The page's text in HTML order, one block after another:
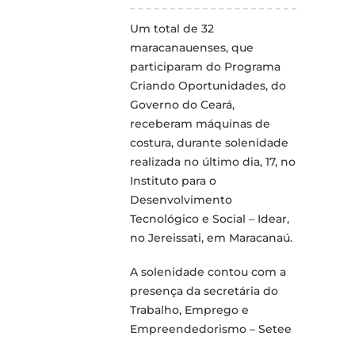
Um total de 32
maracanauenses, que
participaram do Programa
Criando Oportunidades, do
Governo do Ceará,
receberam máquinas de
costura, durante solenidade
realizada no último dia, 17, no
Instituto para o
Desenvolvimento
Tecnológico e Social – Idear,
no Jereissati, em Maracanaú.
A solenidade contou com a
presença da secretária do
Trabalho, Emprego e
Empreendedorismo – Setee